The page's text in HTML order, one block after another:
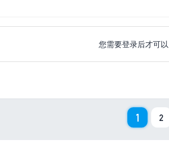
您需要登录后才可
1 2